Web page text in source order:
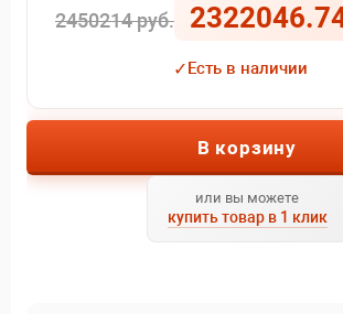
2450214 руб.
✓Есть в наличии
В корзину
или вы можете
купить товар в 1 клик